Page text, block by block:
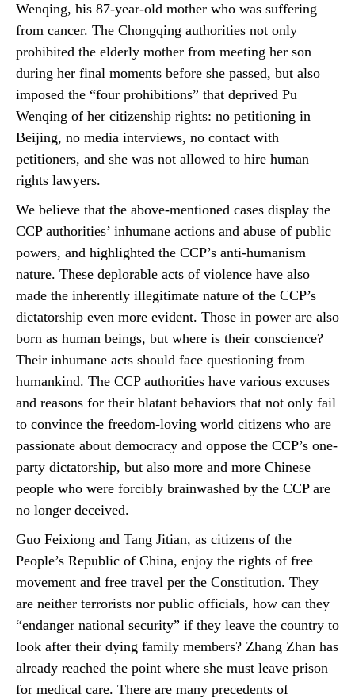
Wenqing, his 87-year-old mother who was suffering
from cancer. The Chongqing authorities not only
prohibited the elderly mother from meeting her son
during her final moments before she passed, but also
imposed the “four prohibitions” that deprived Pu
Wenqing of her citizenship rights: no petitioning in
Beijing, no media interviews, no contact with
petitioners, and she was not allowed to hire human
rights lawyers.
We believe that the above-mentioned cases display the
CCP authorities’ inhumane actions and abuse of public
powers, and highlighted the CCP’s anti-humanism
nature. These deplorable acts of violence have also
made the inherently illegitimate nature of the CCP’s
dictatorship even more evident. Those in power are also
born as human beings, but where is their conscience?
Their inhumane acts should face questioning from
humankind. The CCP authorities have various excuses
and reasons for their blatant behaviors that not only fail
to convince the freedom-loving world citizens who are
passionate about democracy and oppose the CCP’s one-
party dictatorship, but also more and more Chinese
people who were forcibly brainwashed by the CCP are
no longer deceived.
Guo Feixiong and Tang Jitian, as citizens of the
People’s Republic of China, enjoy the rights of free
movement and free travel per the Constitution. They
are neither terrorists nor public officials, how can they
“endanger national security” if they leave the country to
look after their dying family members? Zhang Zhan has
already reached the point where she must leave prison
for medical care. There are many precedents of